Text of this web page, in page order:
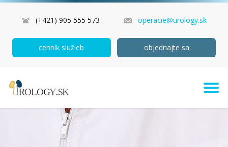
(+421) 905 555 573 operacie@urology.sk
cenník služieb objednajte sa